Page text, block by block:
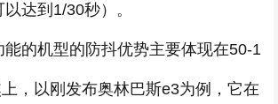
达到1/30秒）。
的机型的防抖优势主要体现在50-1
，以刚发布奥林巴斯e3为例，它在